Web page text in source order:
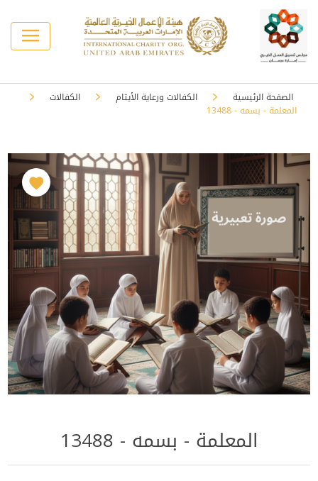
الصفحة الرئيسية الكفالات ورعاية الأيتام
الكفالات
المعلمة - بسمه - 13488
المعلمة - بسمه - 13488